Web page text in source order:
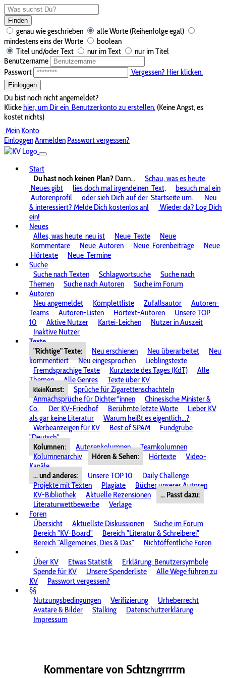
Finden
genau wie geschrieben
alle Worte (Reihenfolge egal)
mindestens eins der Worte
boolean
Titel und/oder Text
nur im Text
nur im Titel
Benutzername
Passwort
Vergessen? Hier klicken.
Einloggen
Du bist noch nicht angemeldet?
Klickehier, um Dir ein Benutzerkonto zu erstellen. (Keine Angst, es
kostet nichts)
Mein Konto
EinloggenAnmelden Passwort vergessen?
Start
Du hast noch keinen Plan? Dann...
Schau, was es heute
Neues gibt
lies doch mal irgendeinen Text,
besuch mal ein
Autorenprofil
oder sieh Dich auf der Startseite um.
Neu
& interessiert? Melde Dich kostenlos an!
Wieder da? Log Dich
ein!
Neues
Alles, was heute neu ist Neue Texte
Neue
Kommentare
Neue Autoren Neue Forenbeiträge
Neue
Hörtexte
Neue Termine
Suche
Suche nach Texten
Schlagwortsuche
Suche nach
Themen
Suche nach Autoren
Suche im Forum
Autoren
Neu angemeldet
Komplettliste Zufallsautor
Autoren-
Teams
Autoren-Listen Hörtext-Autoren
Unsere TOP
10
Aktive Nutzer Kartei-Leichen
Nutzer in Auszeit
Inaktive Nutzer
Texte
"Richtige" Texte:
Neu erschienen Neu überarbeitet
Neu
kommentiert
Neu eingesprochen
Lieblingstexte
Fremdsprachige Texte
Kurztexte des Tages (KdT)
Alle
Themen
Alle Genres Texte über KV
kleinKunst:
Sprüche für Zigarettenschachteln
Anmachsprüche für Dichter*innen
Chinesische Minister &
Co.
Der KV-Friedhof Berühmte letzte Worte
Lieber KV
als gar keine Literatur
Warum heißt es eigentlich...?
Werbeanzeigen für KV
Best of SPAM
Fundgrube
"Deutsch"
Kolumnen:
Autorenkolumnen
Teamkolumnen
Kolumnenarchiv
Hören & Sehen: Hörtexte
Video-
Kanäle
... und anderes:
Unsere TOP 10
Daily Challenge
Projekte mit Texten
Plagiate
Bücher unserer Autoren
KV-Bibliothek
Aktuelle Rezensionen
... Passt dazu:
Literaturwettbewerbe
Verlage
Foren
Übersicht
Aktuellste Diskussionen
Suche im Forum
Bereich "KV-Board"
Bereich "Literatur & Schreiberei"
Bereich "Allgemeines, Dies & Das"
Nichtöffentliche Foren
Über KV
Etwas Statistik
Erklärung: Benutzersymbole
Spende für KV
Unsere Spenderliste
Alle Wege führen zu
KV
Passwort vergessen?
§§
Nutzungsbedingungen
Verifizierung
Urheberrecht
Avatare & Bilder
Stalking
Datenschutzerklärung
Impressum
Kommentare von Schtzngrrrrm